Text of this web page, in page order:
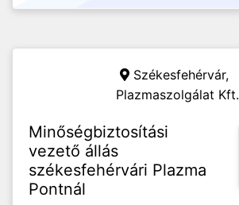
Székesfehérvár,
Plazmaszolgálat Kft.
Minőségbiztosítási
vezető állás
székesfehérvári Plazma
Pontnál